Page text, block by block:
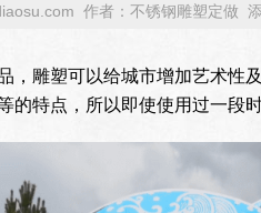
作者：不锈钢雕塑定做
，雕塑可以给城市增加艺术性
的特点，所以即使使用过一段